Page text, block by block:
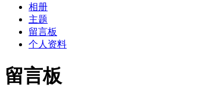
相册
主题
留言板
个人资料
留言板